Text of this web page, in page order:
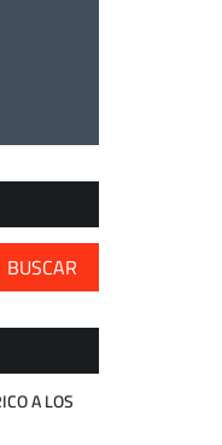
BUSCAR
A LOS